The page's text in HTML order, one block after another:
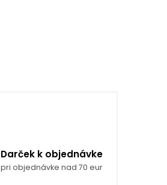
Darček k objednávke
pri objednávke nad 70 eur